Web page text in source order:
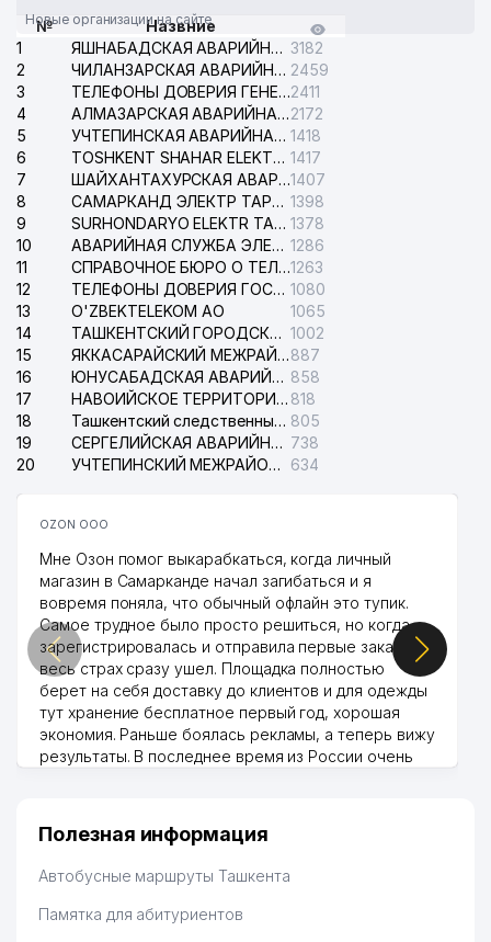
Новые организации на сайте
№
Назвние
1
ЯШНАБАДСКАЯ АВАРИЙНАЯ СЛУЖБА ЭЛЕКТРОСЕТИ 3182
2
ЧИЛАНЗАРСКАЯ АВАРИЙНАЯ СЛУЖБА ЭЛЕКТРОСЕТИ 2459
3
ТЕЛЕФОНЫ ДОВЕРИЯ ГЕНЕРАЛЬНОЙ ПРОКУРАТУРЫ РЕСПУБЛИКИ УЗБЕКИСТАН2411
4
АЛМАЗАРСКАЯ АВАРИЙНАЯ СЛУЖБА ЭЛЕКТРОСЕТИ2172
5
УЧТЕПИНСКАЯ АВАРИЙНАЯ СЛУЖБА ЭЛЕКТРОСЕТИ 1418
6
TOSHKENT SHAHAR ELEKTR TARMOQLARI KORXONASI АО 1417
7
ШАЙХАНТАХУРСКАЯ АВАРИЙНАЯ СЛУЖБА ЭЛЕКТРОСЕТИ1407
8
САМАРКАНД ЭЛЕКТР ТАРМОКЛАРИ АО 1398
9
SURHONDARYO ELEKTR TARMOKLARI АО 1378
10
АВАРИЙНАЯ СЛУЖБА ЭЛЕКТРОСЕТИ ТАШКЕНТСКОГО РАЙОНА 1286
11
СПРАВОЧНОЕ БЮРО О ТЕЛЕФОНАХ ОРГАНИЗАЦИЙ г. ТАШКЕНТА1263
12
ТЕЛЕФОНЫ ДОВЕРИЯ ГОСУДАРСТВЕННОГО ЦЕНТРА ТЕСТИРОВАНИЯ 1080
13
O'ZBEKTELEKOM АО
1065
14
ТАШКЕНТСКИЙ ГОРОДСКОЙ СУД ПО ГРАЖДАНСКИМ ДЕЛАМ 1002
15
ЯККАСАРАЙСКИЙ МЕЖРАЙОННЫЙ СУД ПО ГРАЖДАНСКИМ ДЕЛАМ887
16
ЮНУСАБАДСКАЯ АВАРИЙНАЯ СЛУЖБА ЭЛЕКТРОСЕТИ 858
17
НАВОИЙСКОЕ ТЕРРИТОРИАЛЬНОЕ ПРЕДПРИЯТИЕ ЭЛЕКТРОСЕТИ АО 818
18
Ташкентский следственный изолятор 805
19
СЕРГЕЛИЙСКАЯ АВАРИЙНАЯ СЛУЖБА ЭЛЕКТРОСЕТИ 738
20
УЧТЕПИНСКИЙ МЕЖРАЙОННЫЙ СУД ПО ГРАЖДАНСКИМ ДЕЛАМ 634
OZON ООО
Мне Озон помог выкарабкаться, когда личный
магазин в Самарканде начал загибаться и я
вовремя поняла, что обычный офлайн это тупик.
Самое трудное было просто решиться, но когда
зарегистрировалась и отправила первые заказы,
весь страх сразу ушел. Площадка полностью
берет на себя доставку до клиентов и для одежды
тут хранение бесплатное первый год, хорошая
экономия. Раньше боялась рекламы, а теперь вижу
результаты. В последнее время из России очень
Hamida 03.08.2026 12:45:39
Полезная информация
Автобусные маршруты Ташкента
Памятка для абитуриентов